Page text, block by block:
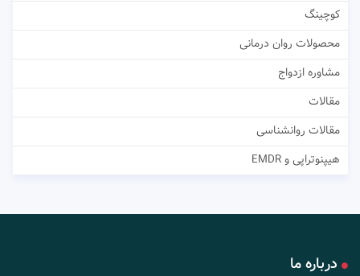
کوچینگ
محصولات روان درمانی
مشاوره ازدواج
مقالات
مقالات روانشناسی
هیپنوتراپی و EMDR
درباره ما